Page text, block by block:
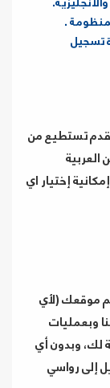
.
تسجيل
تستطيع من
العربية
إختيار اي
موقعك (لأي
وبعمليات
لك، وبدون أي
إلى رواسي